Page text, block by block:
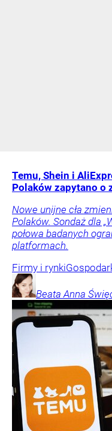
Temu, Shein i
Polaków zapytano o
Nowe unijne cła
Polaków. Sondaż dla
połowa badanych
platformach.
Firmy i rynki
Beata Anna